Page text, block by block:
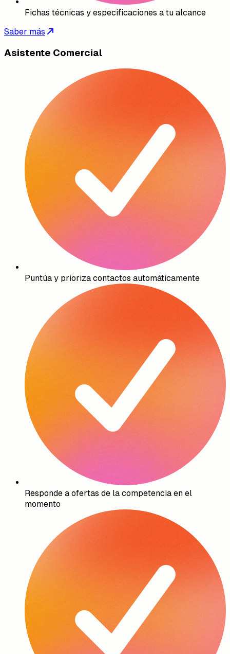
Fichas técnicas y especificaciones a tu alcance
Saber más
Asistente Comercial
Puntúa y prioriza contactos automáticamente
Responde a ofertas de la competencia en el
momento